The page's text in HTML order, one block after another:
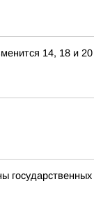
14, 18 и 20
государственных